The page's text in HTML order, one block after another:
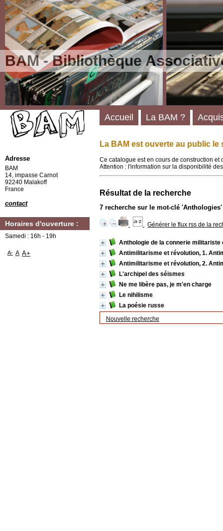
BAM - Bibliothèque
La BAM est ouverte au public le
Ce catalogue est en cours de construction
Attention : l'information sur la disponibilité
Résultat de la recherche
7 recherche sur le mot-clé 'Anthologies'
Générer le flux rss de la
Anthologie de la connerie
Antimilitarisme et révolution, 1.
Antimilitarisme et révolution, 2.
L'archipel des séismes
Ne me libère pas, je m'en charge
Le nihilisme
La poésie russe
Nouvelle recherche
Accueil La BAM ?
Adresse
BAM
14, impasse Carnot
92240 Malakoff
France
contact
Horaires d'ouverture :
Samedi : 16h - 19h
A- A A+